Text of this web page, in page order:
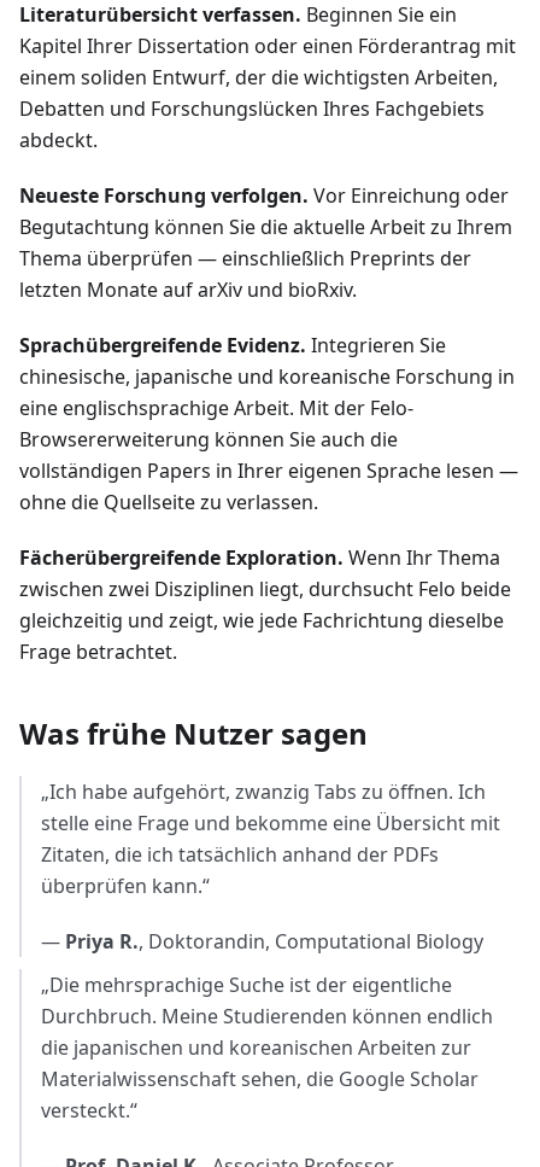
Literaturübersicht verfassen. Beginnen Sie ein
Kapitel Ihrer Dissertation oder einen Förderantrag mit
einem soliden Entwurf, der die wichtigsten Arbeiten,
Debatten und Forschungslücken Ihres Fachgebiets
abdeckt.
Neueste Forschung verfolgen. Vor Einreichung oder
Begutachtung können Sie die aktuelle Arbeit zu Ihrem
Thema überprüfen — einschließlich Preprints der
letzten Monate auf arXiv und bioRxiv.
Sprachübergreifende Evidenz. Integrieren Sie
chinesische, japanische und koreanische Forschung in
eine englischsprachige Arbeit. Mit der Felo-
Browsererweiterung können Sie auch die
vollständigen Papers in Ihrer eigenen Sprache lesen —
ohne die Quellseite zu verlassen.
Fächerübergreifende Exploration. Wenn Ihr Thema
zwischen zwei Disziplinen liegt, durchsucht Felo beide
gleichzeitig und zeigt, wie jede Fachrichtung dieselbe
Frage betrachtet.
Was frühe Nutzer sagen
„Ich habe aufgehört, zwanzig Tabs zu öffnen. Ich
stelle eine Frage und bekomme eine Übersicht mit
Zitaten, die ich tatsächlich anhand der PDFs
überprüfen kann.“
— Priya R., Doktorandin, Computational Biology
„Die mehrsprachige Suche ist der eigentliche
Durchbruch. Meine Studierenden können endlich
die japanischen und koreanischen Arbeiten zur
Materialwissenschaft sehen, die Google Scholar
versteckt.“